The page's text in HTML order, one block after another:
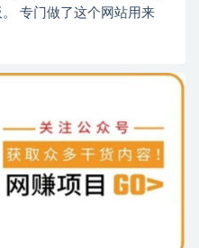
专门做了这个网站用来